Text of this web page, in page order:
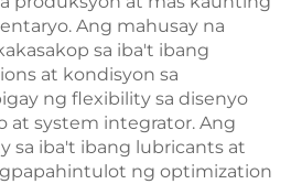
Ang mahusay na
sa iba't ibang
at kondisyon sa
ng flexibility sa disenyo
at system integrator. Ang
sa iba't ibang lubricants at
ng optimization